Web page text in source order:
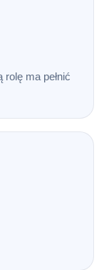
ma pełnić